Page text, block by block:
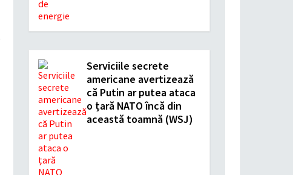
Serviciile secrete
americane avertizează
că Putin ar putea ataca
o țară NATO încă din
această toamnă (WSJ)